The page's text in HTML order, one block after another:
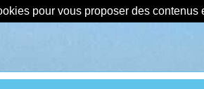
pour vous proposer des contenus